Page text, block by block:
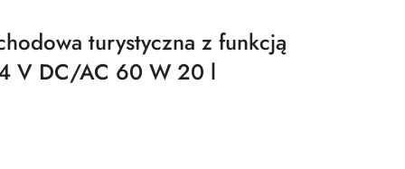
turystyczna z funkcją
V DC/AC 60 W 20 l